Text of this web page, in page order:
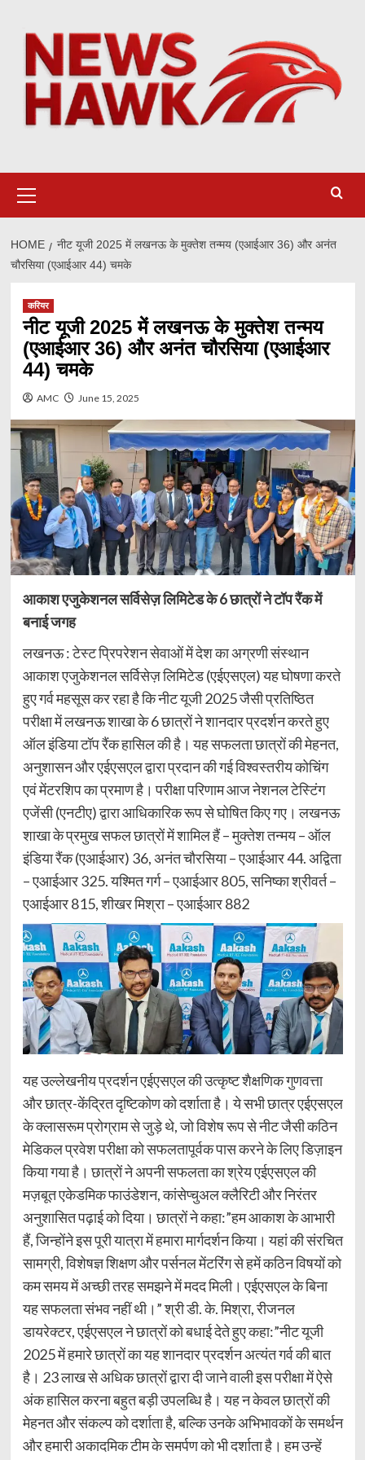
content
Menu
HOME
नीट यूजी 2025 में लखनऊ के मुक्तेश तन्मय (एआईआर 36) और अनंत
चौरसिया (एआईआर 44) चमके
करियर
नीट यूजी 2025 में लखनऊ के मुक्तेश तन्मय
(एआईआर 36) और अनंत चौरसिया (एआईआर
44) चमके
AMC June 15, 2025
आकाश एजुकेशनल सर्विसेज़ लिमिटेड के 6 छात्रों ने टॉप रैंक में
बनाई जगह
लखनऊ : टेस्ट प्रिपरेशन सेवाओं में देश का अग्रणी संस्थान
आकाश एजुकेशनल सर्विसेज़ लिमिटेड (एईएसएल) यह घोषणा करते
हुए गर्व महसूस कर रहा है कि नीट यूजी 2025 जैसी प्रतिष्ठित
परीक्षा में लखनऊ शाखा के 6 छात्रों ने शानदार प्रदर्शन करते हुए
ऑल इंडिया टॉप रैंक हासिल की है। यह सफलता छात्रों की मेहनत,
अनुशासन और एईएसएल द्वारा प्रदान की गई विश्वस्तरीय कोचिंग
एवं मेंटरशिप का प्रमाण है। परीक्षा परिणाम आज नेशनल टेस्टिंग
एजेंसी (एनटीए) द्वारा आधिकारिक रूप से घोषित किए गए। लखनऊ
शाखा के प्रमुख सफल छात्रों में शामिल हैं – मुक्तेश तन्मय – ऑल
इंडिया रैंक (एआईआर) 36, अनंत चौरसिया – एआईआर 44. अद्विता
– एआईआर 325. यश्मित गर्ग – एआईआर 805, सनिष्का श्रीवर्त –
एआईआर 815, शीखर मिश्रा – एआईआर 882
यह उल्लेखनीय प्रदर्शन एईएसएल की उत्कृष्ट शैक्षणिक गुणवत्ता
और छात्र-केंद्रित दृष्टिकोण को दर्शाता है। ये सभी छात्र एईएसएल
के क्लासरूम प्रोग्राम से जुड़े थे, जो विशेष रूप से नीट जैसी कठिन
मेडिकल प्रवेश परीक्षा को सफलतापूर्वक पास करने के लिए डिज़ाइन
किया गया है। छात्रों ने अपनी सफलता का श्रेय एईएसएल की
मज़बूत एकेडमिक फाउंडेशन, कांसेप्चुअल क्लैरिटी और निरंतर
अनुशासित पढ़ाई को दिया। छात्रों ने कहा:”हम आकाश के आभारी
हैं, जिन्होंने इस पूरी यात्रा में हमारा मार्गदर्शन किया। यहां की संरचित
सामग्री, विशेषज्ञ शिक्षण और पर्सनल मेंटरिंग से हमें कठिन विषयों को
कम समय में अच्छी तरह समझने में मदद मिली। एईएसएल के बिना
यह सफलता संभव नहीं थी।” श्री डी. के. मिश्रा, रीजनल
डायरेक्टर, एईएसएल ने छात्रों को बधाई देते हुए कहा:”नीट यूजी
2025 में हमारे छात्रों का यह शानदार प्रदर्शन अत्यंत गर्व की बात
है। 23 लाख से अधिक छात्रों द्वारा दी जाने वाली इस परीक्षा में ऐसे
अंक हासिल करना बहुत बड़ी उपलब्धि है। यह न केवल छात्रों की
मेहनत और संकल्प को दर्शाता है, बल्कि उनके अभिभावकों के समर्थन
और हमारी अकादमिक टीम के समर्पण को भी दर्शाता है। हम उन्हें